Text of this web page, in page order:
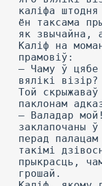
каліфа
ён таксама
як звычайна,
Каліф на
прамовіў:
— Чаму ў цябе
вялікі візір?
Той
паклонам
— Валадар
заклапочаны
перад
такімі
прыкрасць,
грошай.